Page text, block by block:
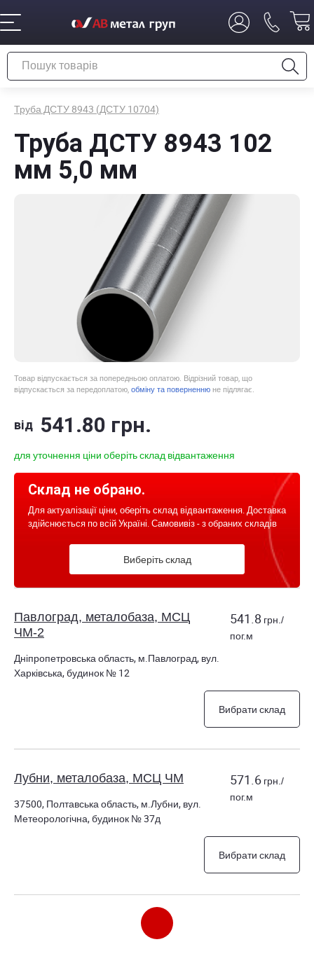
Труба ДСТУ 8943 (ДСТУ 10704)
Труба ДСТУ 8943 102
мм 5,0 мм
Товар відпускається за попередньою оплатою. Відрізний товар, що
відпускається за передоплатою, обміну та поверненню не підлягає.
від 541 .80 грн.
для уточнення ціни оберіть склад відвантаження
Склад не обрано.
Для актуалізації ціни, оберіть склад відвантаження. Доставка
здійснюється по всій Україні. Самовивіз - з обраних складів
Виберіть склад
Павлоград, металобаза, МСЦ
ЧМ-2
Дніпропетровська область, м.Павлоград, вул.
Харківська, будинок № 12
541.8 грн./
пог.м
Вибрати склад
Лубни, металобаза, МСЦ ЧМ
37500, Полтавська область, м.Лубни, вул.
Метеорологічна, будинок № 37д
571.6 грн./
пог.м
Вибрати склад
Камянка-Бузька, металобаза, МСЦ